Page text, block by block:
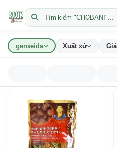
Tìm kiếm "CHOBANI"...
genseida Xuất xứ Giá